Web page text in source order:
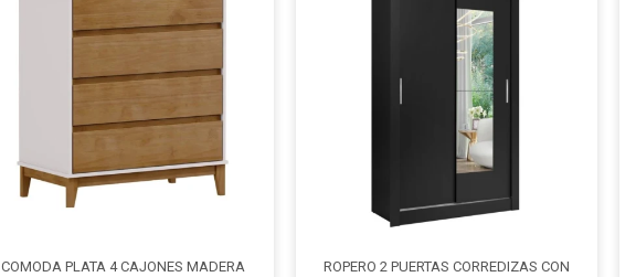
COMODA PLATA 4 CAJONES MADERA
ROPERO 2 PUERTAS CORREDIZAS CON